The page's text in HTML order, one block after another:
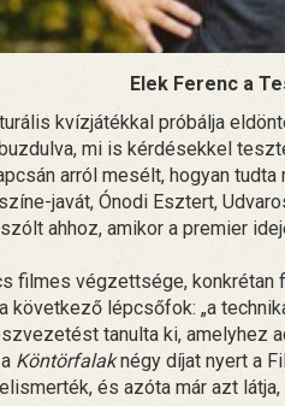
Elek Ferenc a
kvízjátékkal próbálja
mi is kérdésekkel
arról mesélt, hogyan
javát, Ónodi Esztert,
ahhoz, amikor a premier
filmes végzettsége,
következő lépcsőfok: „a
tanulta ki, amelyhez
Köntörfalaknégy díjat nyert a
és azóta már azt